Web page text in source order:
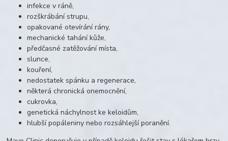
infekce v ráně,
rozškrábání strupu,
opakované otevírání rány,
mechanické tahání kůže,
předčasné zatěžování místa,
slunce,
kouření,
nedostatek spánku a regenerace,
některá chronická onemocnění,
cukrovka,
genetická náchylnost ke keloidům,
hlubší popáleniny nebo rozsáhlejší poranění.